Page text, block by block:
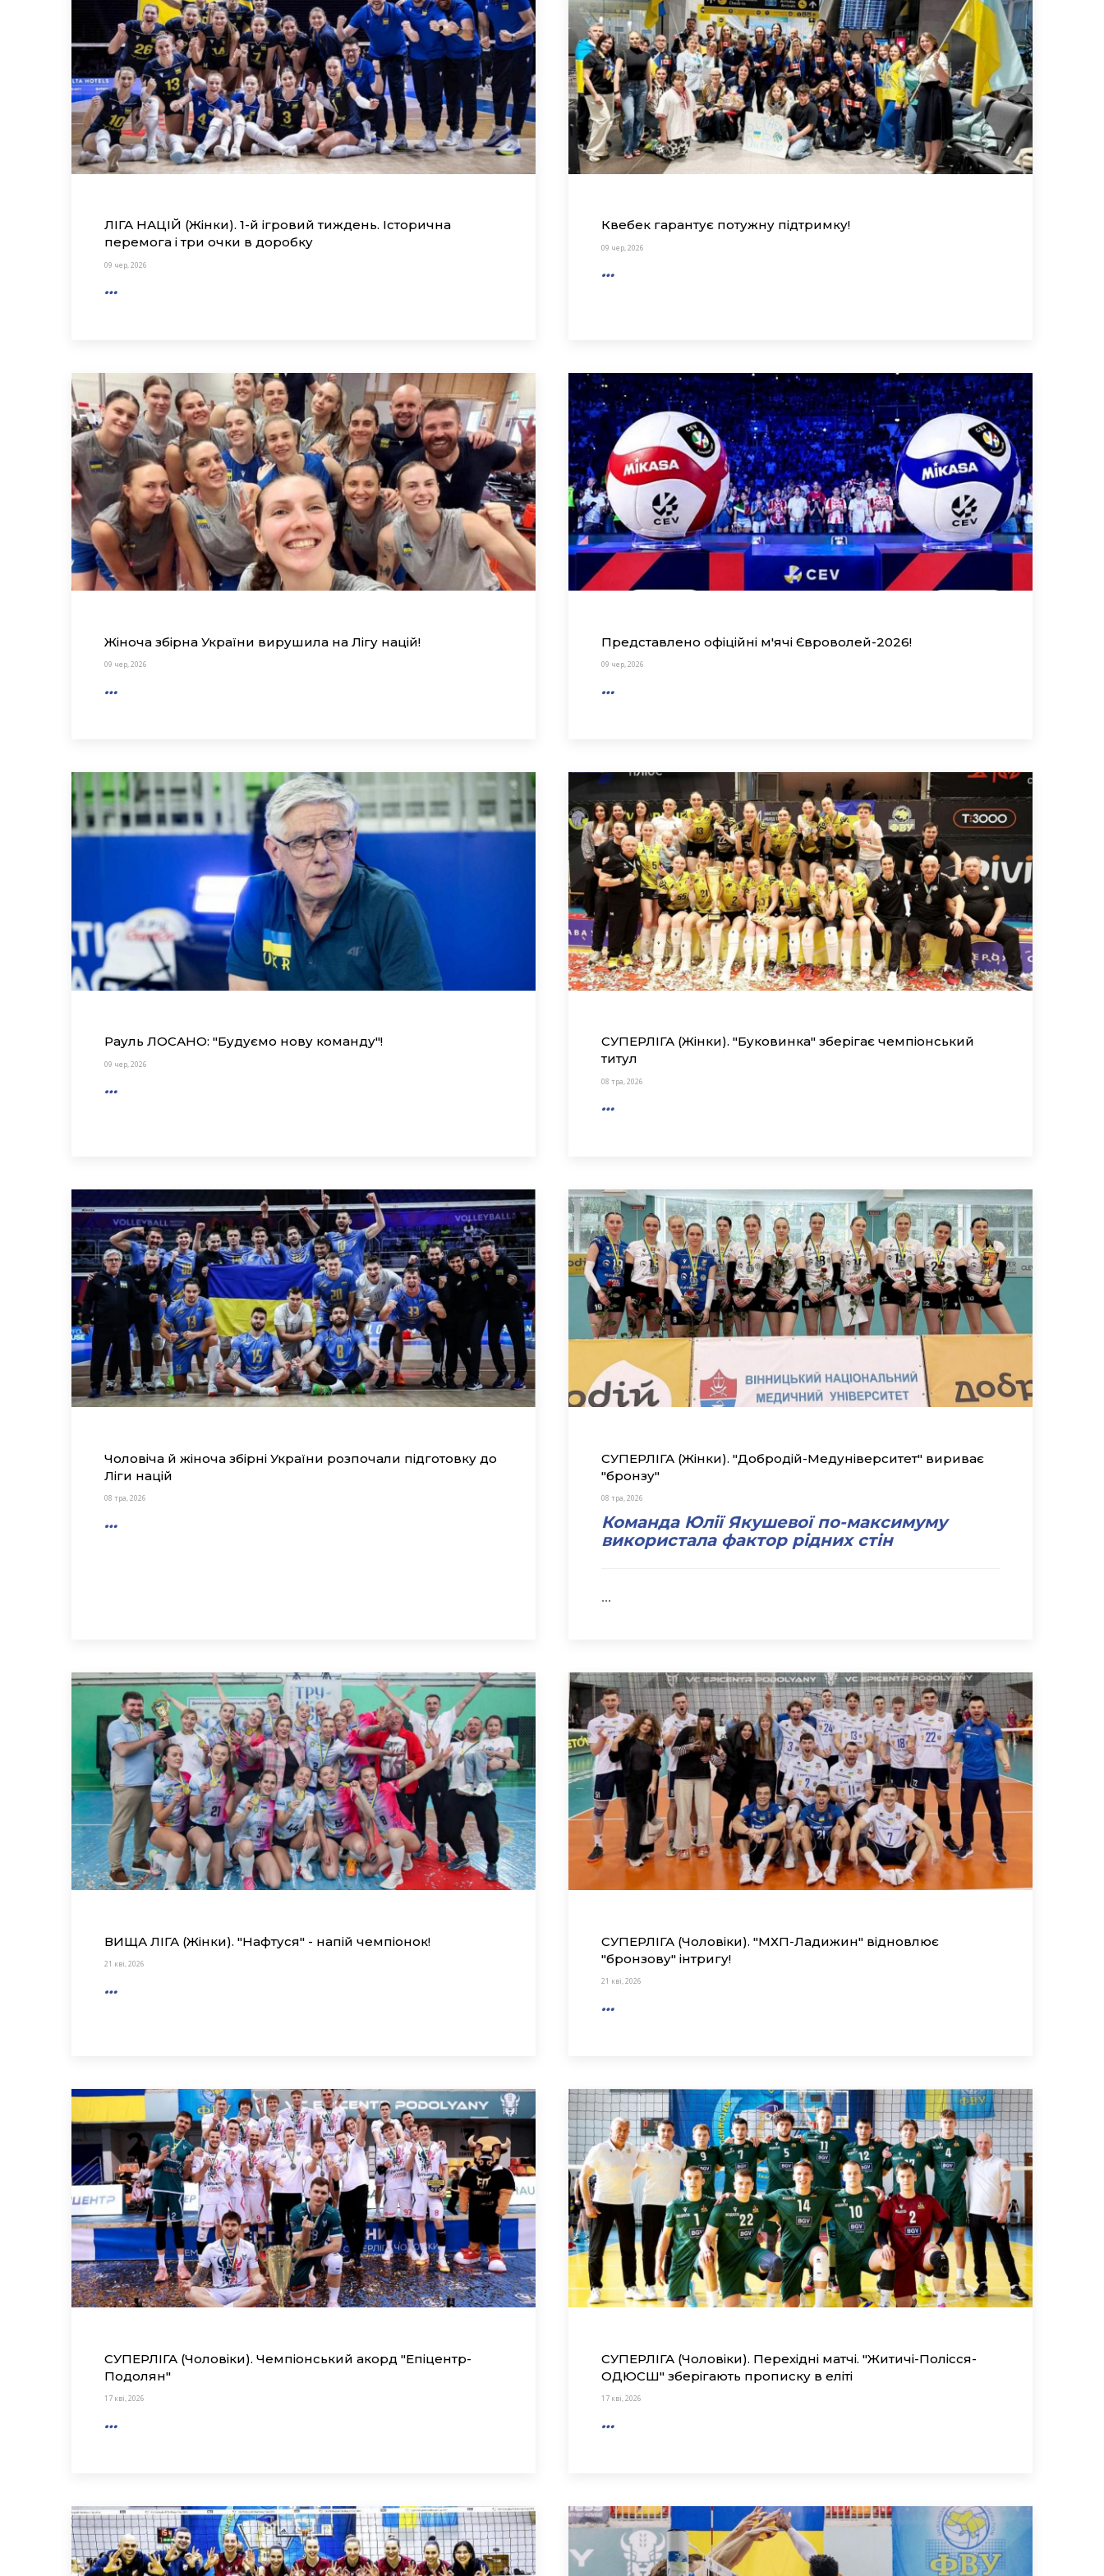
ЛІГА НАЦІЙ (Жінки). 1-й ігровий тиждень. Історична
перемога і три очки в доробку
09 чер, 2026
…
Квебек гарантує потужну підтримку!
09 чер, 2026
…
Жіноча збірна України вирушила на Лігу націй!
09 чер, 2026
…
Представлено офіційні м'ячі Євроволей-2026!
09 чер, 2026
…
Рауль ЛОСАНО: "Будуємо нову команду"!
09 чер, 2026
…
СУПЕРЛІГА (Жінки). "Буковинка" зберігає чемпіонський
титул
08 тра, 2026
…
Чоловіча й жіноча збірні України розпочали підготовку до
Ліги націй
08 тра, 2026
…
СУПЕРЛІГА (Жінки). "Добродій-Медуніверситет" вириває
"бронзу"
08 тра, 2026
Команда Юлії Якушевої по-максимуму
використала фактор рідних стін
…
ВИЩА ЛІГА (Жінки). "Нафтуся" - напій чемпіонок!
21 кві, 2026
…
СУПЕРЛІГА (Чоловіки). "МХП-Ладижин" відновлює
"бронзову" інтригу!
21 кві, 2026
…
СУПЕРЛІГА (Чоловіки). Чемпіонський акорд "Епіцентр-
Подолян"
17 кві, 2026
…
СУПЕРЛІГА (Чоловіки). Перехідні матчі. "Житичі-Полісся-
ОДЮСШ" зберігають прописку в еліті
17 кві, 2026
…